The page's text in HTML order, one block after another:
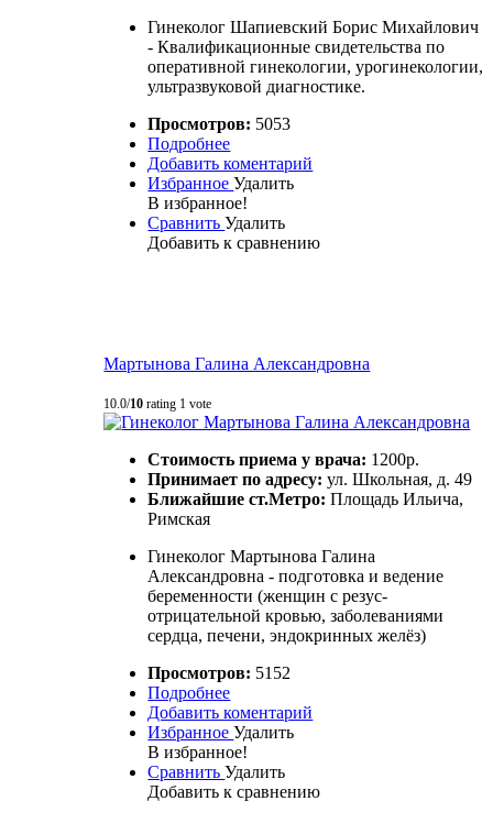
Гинеколог Шапиевский Борис Михайлович
- Квалификационные свидетельства по
оперативной гинекологии, урогинекологии,
ультразвуковой диагностике.
Просмотров: 5053
Подробнее
Добавить коментарий
ИзбранноеУдалить
В избранное!
СравнитьУдалить
Добавить к сравнению
Мартынова Галина Александровна
10.0/10 rating 1 vote
Стоимость приема у врача: 1200р.
Принимает по адресу:ул. Школьная, д. 49
Ближайшие ст.Метро:Площадь Ильича,
Римская
Гинеколог Мартынова Галина
Александровна - подготовка и ведение
беременности (женщин с резус-
отрицательной кровью, заболеваниями
сердца, печени, эндокринных желёз)
Просмотров: 5152
Подробнее
Добавить коментарий
ИзбранноеУдалить
В избранное!
СравнитьУдалить
Добавить к сравнению